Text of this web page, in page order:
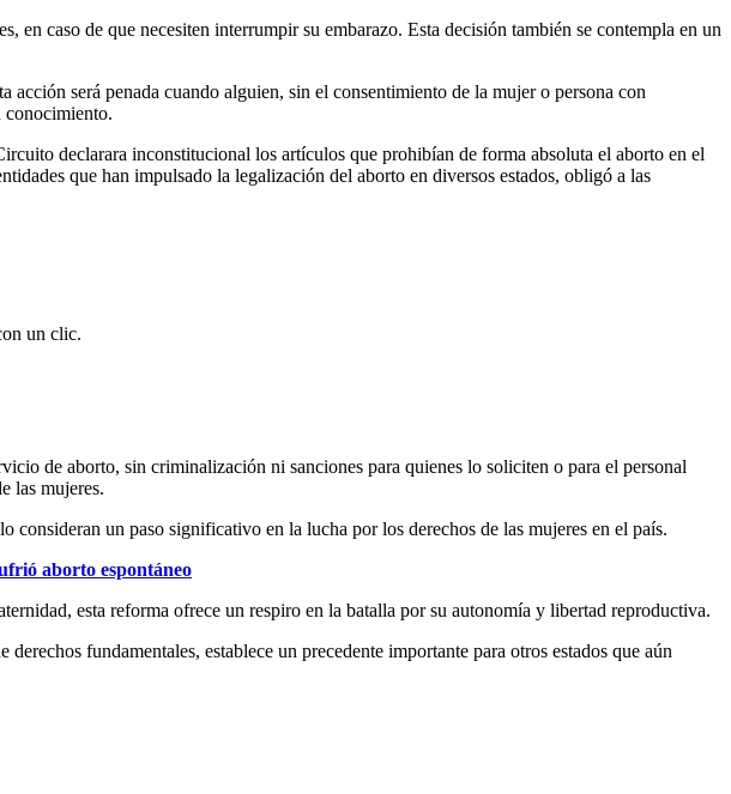
en caso de que necesiten interrumpir su embarazo. Esta decisión también se contempla en un
será penada cuando alguien, sin el consentimiento de la mujer o persona con
conocimiento.
declarara inconstitucional los artículos que prohibían de forma absoluta el aborto en el
que han impulsado la legalización del aborto en diversos estados, obligó a las
un clic.
de aborto, sin criminalización ni sanciones para quienes lo soliciten o para el personal
las mujeres.
consideran un paso significativo en la lucha por los derechos de las mujeres en el país.
aborto espontáneo
esta reforma ofrece un respiro en la batalla por su autonomía y libertad reproductiva.
fundamentales, establece un precedente importante para otros estados que aún